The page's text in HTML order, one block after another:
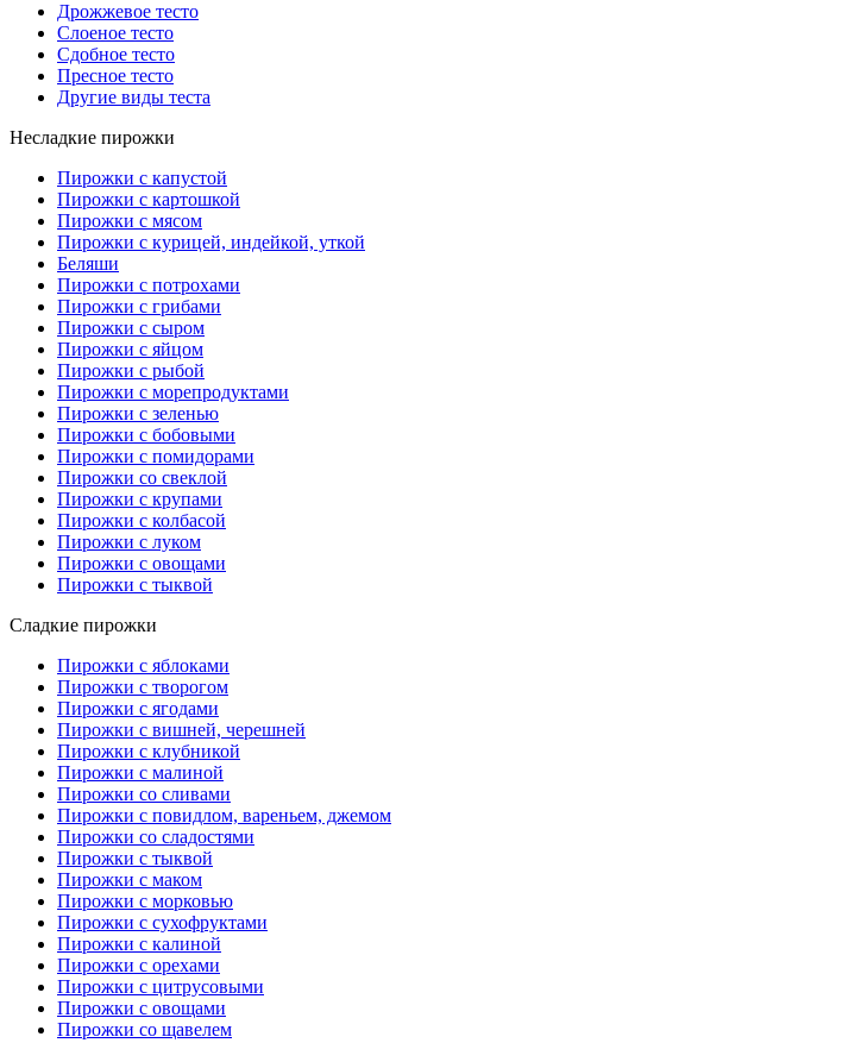
Дрожжевое тесто
Слоеное тесто
Сдобное тесто
Пресное тесто
Другие виды теста
Несладкие пирожки
Пирожки с капустой
Пирожки с картошкой
Пирожки с мясом
Пирожки с курицей, индейкой, уткой
Беляши
Пирожки с потрохами
Пирожки с грибами
Пирожки с сыром
Пирожки с яйцом
Пирожки с рыбой
Пирожки с морепродуктами
Пирожки с зеленью
Пирожки с бобовыми
Пирожки с помидорами
Пирожки со свеклой
Пирожки с крупами
Пирожки с колбасой
Пирожки с луком
Пирожки с овощами
Пирожки с тыквой
Сладкие пирожки
Пирожки с яблоками
Пирожки с творогом
Пирожки с ягодами
Пирожки с вишней, черешней
Пирожки с клубникой
Пирожки с малиной
Пирожки со сливами
Пирожки с повидлом, вареньем, джемом
Пирожки со сладостями
Пирожки с тыквой
Пирожки с маком
Пирожки с морковью
Пирожки с сухофруктами
Пирожки с калиной
Пирожки с орехами
Пирожки с цитрусовыми
Пирожки с овощами
Пирожки со щавелем